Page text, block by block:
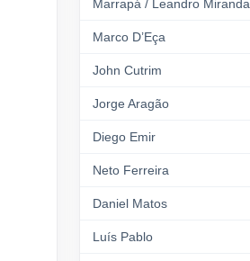
Marrapá / Leandro Miranda
Marco D’Eça
John Cutrim
Jorge Aragão
Diego Emir
Neto Ferreira
Daniel Matos
Luís Pablo